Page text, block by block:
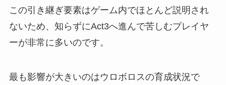
この引き継ぎ要素はゲーム内でほとんど説明され
ないため、知らずにAct3へ進んで苦しむプレイヤ
ーが非常に多いのです。
最も影響が大きいのはウロボロスの育成状況で